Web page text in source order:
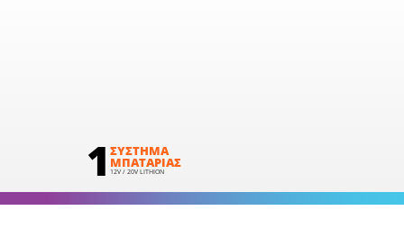
1 ΣΥΣΤΗΜΑ
ΜΠΑΤΑΡΙΑΣ
12V / 20V LITHION